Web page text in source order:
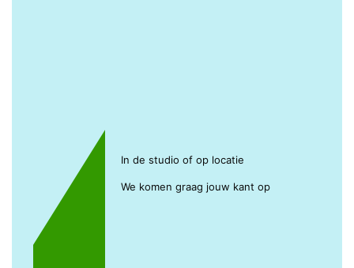
In de studio of op locatie
We komen graag jouw kant op